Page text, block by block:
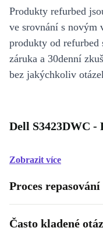
Produkty refurbed
ve srovnání s novým
produkty od refurbed
záruka a 30denní
bez jakýchkoliv
Dell S3423DWC -
Zobrazit více
Proces
Často kladené